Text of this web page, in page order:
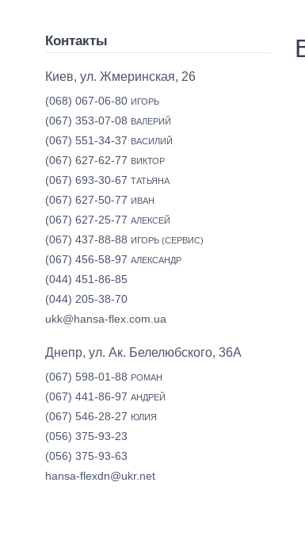
Контакты
Киев, ул. Жмеринская, 26
(068) 067-06-80 ИГОРЬ
(067) 353-07-08 ВАЛЕРИЙ
(067) 551-34-37 ВАСИЛИЙ
(067) 627-62-77 ВИКТОР
(067) 693-30-67 ТАТЬЯНА
(067) 627-50-77 ИВАН
(067) 627-25-77 АЛЕКСЕЙ
(067) 437-88-88 ИГОРЬ (СЕРВИС)
(067) 456-58-97 АЛЕКСАНДР
(044) 451-86-85
(044) 205-38-70
ukk@hansa-flex.com.ua
Днепр, ул. Ак. Белелюбского, 36А
(067) 598-01-88 РОМАН
(067) 441-86-97 АНДРЕЙ
(067) 546-28-27 ЮЛИЯ
(056) 375-93-23
(056) 375-93-63
hansa-flexdn@ukr.net